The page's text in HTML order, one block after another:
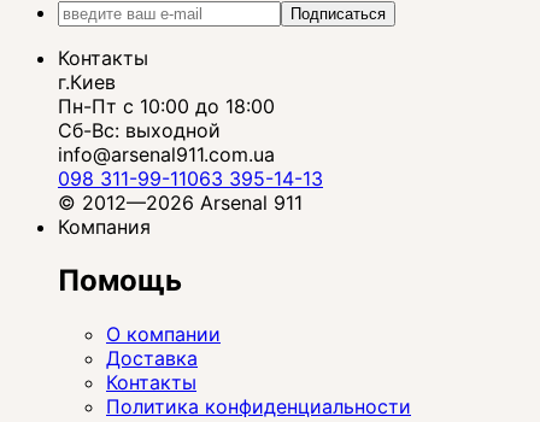
Подписаться
Контакты
г.Киев
Пн-Пт с 10:00 до 18:00
Сб-Вс: выходной
info@arsenal911.com.ua
098 311-99-11063 395-14-13
© 2012—2026 Arsenal 911
Компания
Помощь
О компании
Доставка
Контакты
Политика конфиденциальности